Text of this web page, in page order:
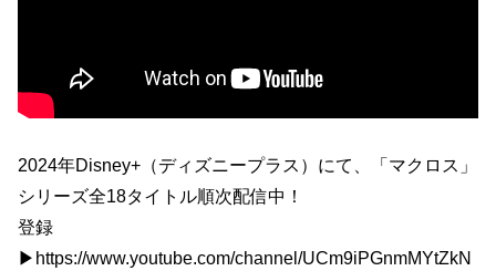
2024年Disney+（ディズニープラス）にて、「マクロス」
シリーズ全18タイトル順次配信中！
登録
▶︎https://www.youtube.com/channel/UCm9iPGnmMYtZkN